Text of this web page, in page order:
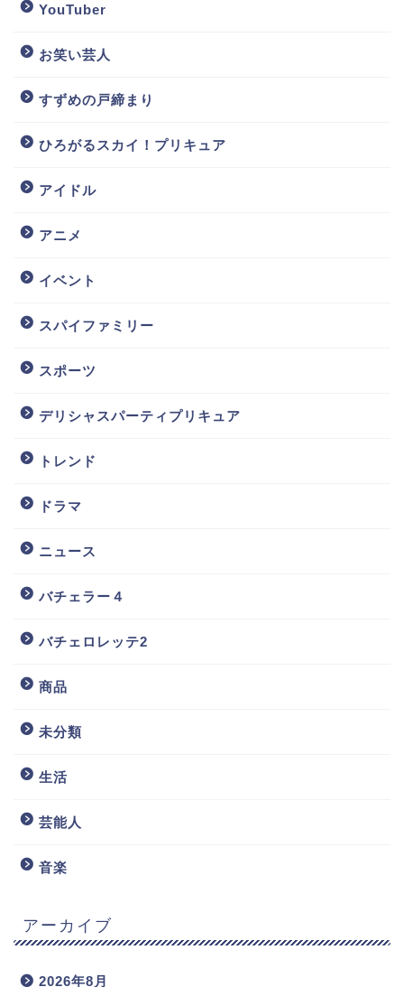
YouTuber
お笑い芸人
すずめの戸締まり
ひろがるスカイ！プリキュア
アイドル
アニメ
イベント
スパイファミリー
スポーツ
デリシャスパーティプリキュア
トレンド
ドラマ
ニュース
バチェラー４
バチェロレッテ2
商品
未分類
生活
芸能人
音楽
アーカイブ
2026年8月